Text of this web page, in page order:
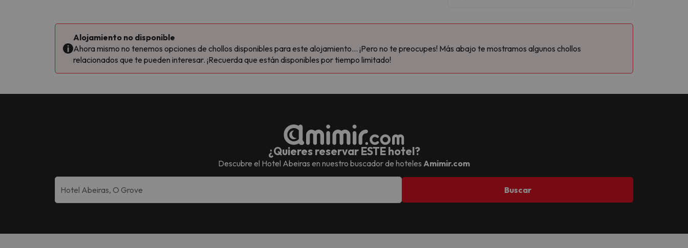
Alojamiento no disponible
Ahora mismo no tenemos opciones de chollos disponibles para este alojamiento... ¡Pero no te preocupes! Más abajo te mostramos algunos chollos
relacionados que te pueden interesar. ¡Recuerda que están disponibles por tiempo limitado!
¿Quieres reservar ESTE hotel?
Descubre el Hotel Abeiras en nuestro buscador de hoteles Amimir.com
Buscar